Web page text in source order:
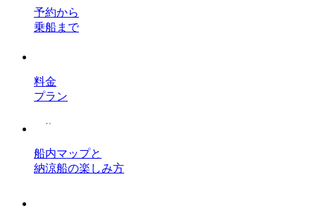
予約から
乗船まで
料金
プラン
船内マップと
納涼船の楽しみ方